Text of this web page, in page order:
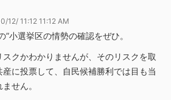
12/ 11:12 11:12 AM
”小選挙区の情勢の確認をぜひ。
スクかわかりませんが、そのリスクを取
産に投票して、自民候補勝利では目も当
せん。